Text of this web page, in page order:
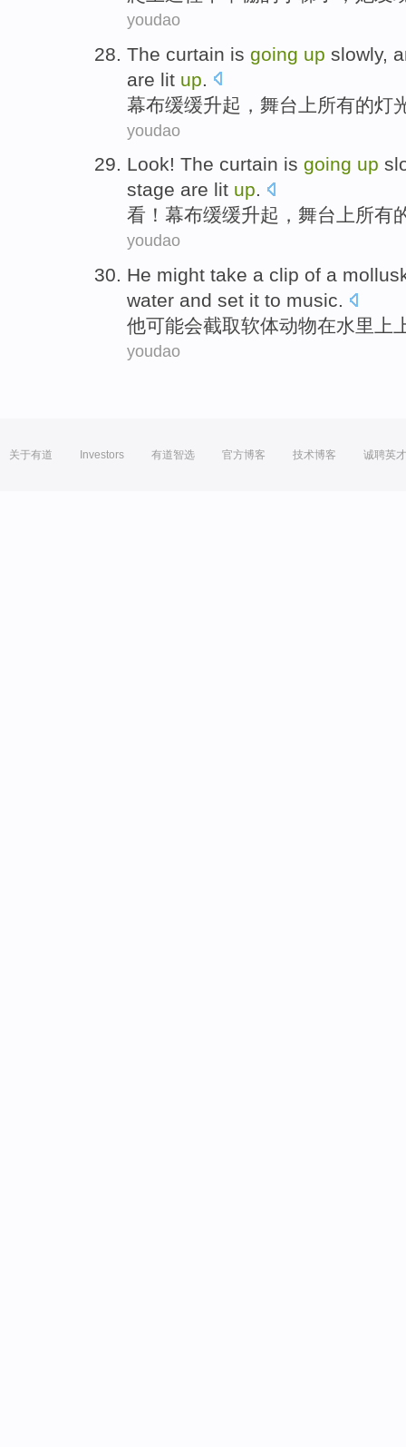
youdao
The curtain is going up slowly,
are lit up
幕布缓缓升起 ， 舞台 上所有的灯
youdao
Look! The curtain is going up
stage are lit up.
看 ！ 幕布缓缓升起 ， 舞台 上所有
youdao
He might take a clip of a
water and set it to music.
他可能会截取软体动物在水里 上
youdao
关于有道 Investors 有道智选 官方博客 技术博客 诚聘英才